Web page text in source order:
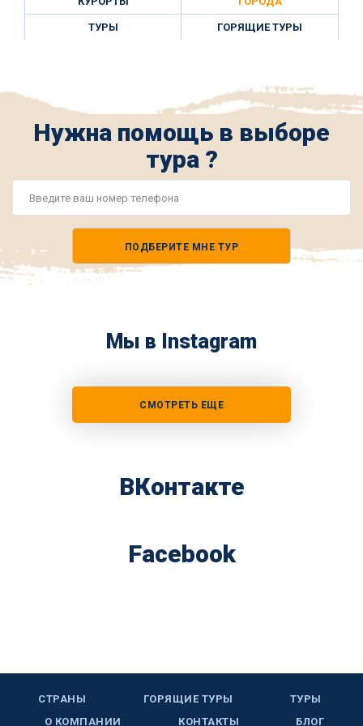
ТУРЫ ГОРЯЩИЕ ТУРЫ
Нужна помощь в выборе
тура ?
ПОДБЕРИТЕ МНЕ ТУР
Мы в Instagram
СМОТРЕТЬ ЕЩЕ
ВКонтакте
Facebook
СТРАНЫ ГОРЯЩИЕ ТУРЫ
ТУРЫ
О КОМПАНИИ
КОНТАКТЫ БЛОГ